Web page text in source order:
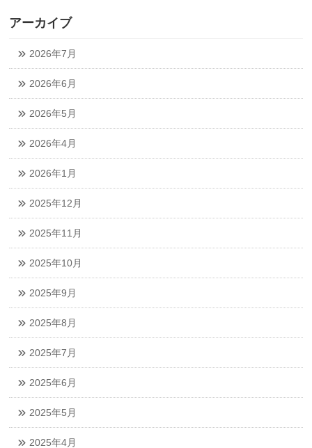
アーカイブ
2026年7月
2026年6月
2026年5月
2026年4月
2026年1月
2025年12月
2025年11月
2025年10月
2025年9月
2025年8月
2025年7月
2025年6月
2025年5月
2025年4月